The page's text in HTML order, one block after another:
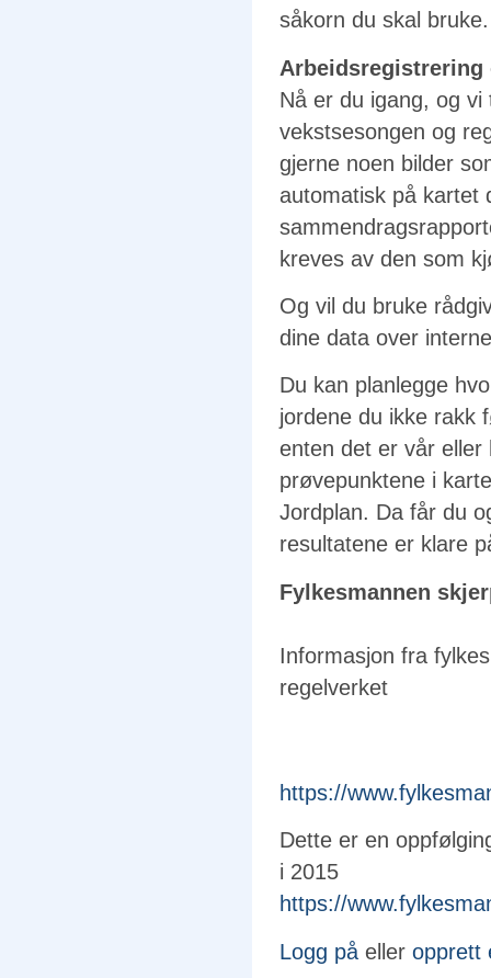
såkorn du skal bruke.
Nå er du igang, og
vekstsesongen og
gjerne noen bilder
automatisk på kartet
kreves av den som
Og vil du bruke
dine data over
Du kan planlegge
jordene du ikke rakk
enten det er vår
prøvepunktene i
Jordplan. Da får du
resultatene er klare
Fylkesmannen
Informasjon fra
regelverket
https://
Dette er en
i 2015
https://
Logg på eller opprett